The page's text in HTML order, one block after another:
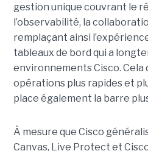
gestion unique couvrant le
l’observabilité, la
remplaçant ainsi
tableaux de bord qui a
environnements Cisco.
opérations plus rapides et
place également la barre
À mesure que Cisco
Canvas, Live Protect et